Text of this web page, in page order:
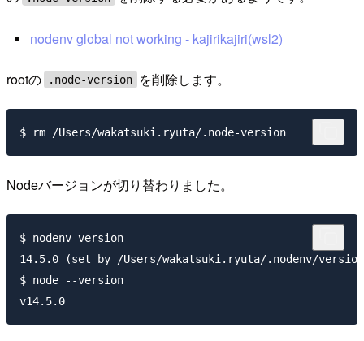
nodenv global not working - kajirikajiri(wsl2)
rootの .node-version を削除します。
Nodeバージョンが切り替わりました。
$ nodenv version
14.5.0 (set by /Users/wakatsuki.ryuta/.nodenv/
$ node --version